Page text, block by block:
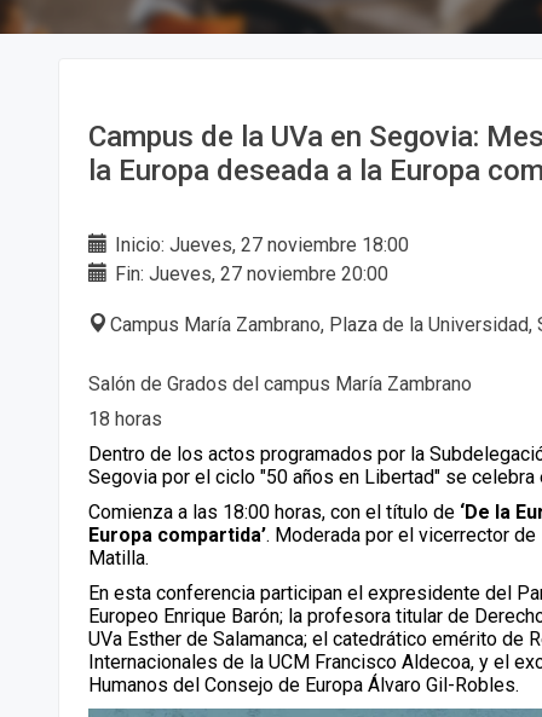
Campus de la UVa en Segovia:
la Europa deseada a la Europa
Inicio: Jueves, 27 noviembre 18:00
Fin: Jueves, 27 noviembre 20:00
Campus María Zambrano, Plaza de la Universidad,
Salón de Grados del campus María Zambrano
18 horas
Dentro de los actos programados por la
Segovia por el ciclo "50 años en Libertad" se
Comienza a las 18:00 horas, con el título de ‘De la
Europa compartida’. Moderada por el vicerrector de
Matilla.
En esta conferencia participan el expresidente del
Europeo Enrique Barón; la profesora titular de
UVa Esther de Salamanca; el catedrático emérito de
Internacionales de la UCM Francisco Aldecoa, y el
Humanos del Consejo de Europa Álvaro Gil-Robles.